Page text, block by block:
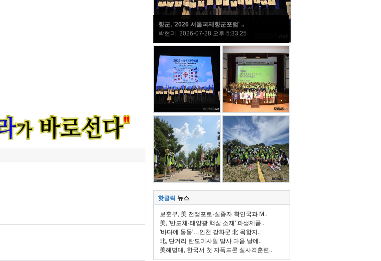
향군, '2026 서울국제향군포럼' ..
박현미 2026-07-28 오후 5:33:25
핫클릭 뉴스
보훈부, 美 전쟁포로·실종자 확인국과 M..
美, '반도체·태양광 핵심 소재' 파생제품..
'바다에 둥둥'…인천 강화군 北 목함지..
北, 단거리 탄도미사일 발사 다음 날에..
美해병대, 한국서 첫 자폭드론 실사격훈련..